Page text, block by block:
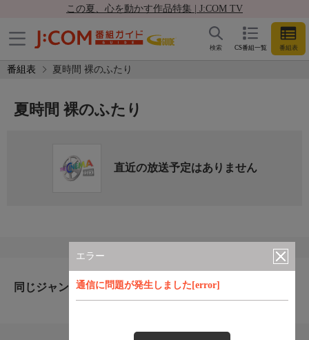
この夏、心を動かす作品特集 | J:COM TV
CS番組一覧 番組表
検索
番組表 夏時間 裸のふたり
エラー
通信に問題が発生しました[error]
夏時間 裸のふたり
直近の放送予定はありません
同じジャンルのおすすめ番組